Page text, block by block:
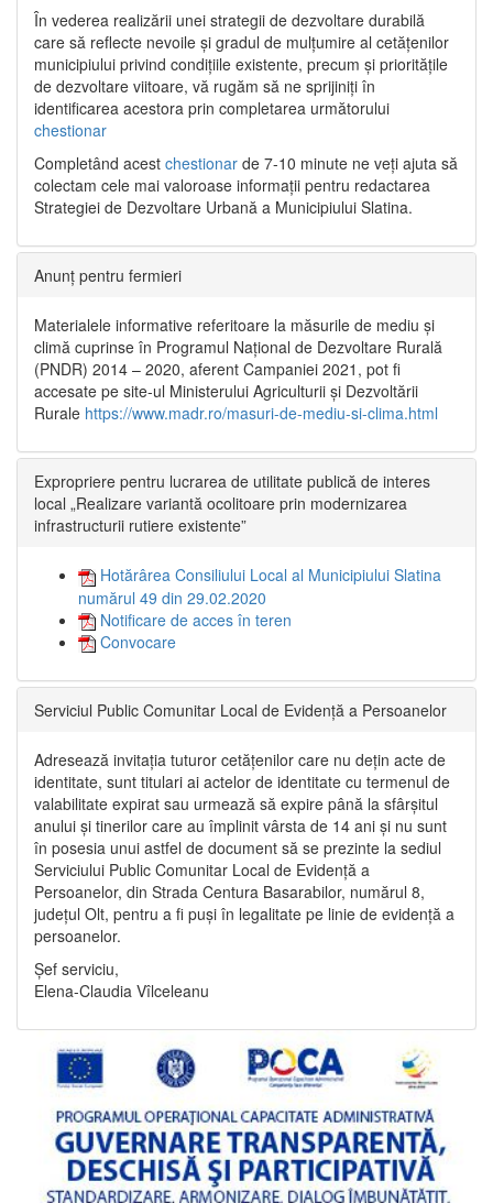
În vederea realizării unei strategii de dezvoltare durabilă
care să reflecte nevoile și gradul de mulțumire al cetățenilor
municipiului privind condițiile existente, precum și prioritățile
de dezvoltare viitoare, vă rugăm să ne sprijiniți în
identificarea acestora prin completarea următorului
chestionar
Completând acest chestionar de 7-10 minute ne veți ajuta să
colectam cele mai valoroase informații pentru redactarea
Strategiei de Dezvoltare Urbană a Municipiului Slatina.
Anunț pentru fermieri
Materialele informative referitoare la măsurile de mediu și
climă cuprinse în Programul Național de Dezvoltare Rurală
(PNDR) 2014 – 2020, aferent Campaniei 2021, pot fi
accesate pe site-ul Ministerului Agriculturii și Dezvoltării
Rurale https://www.madr.ro/masuri-de-mediu-si-clima.html
Expropriere pentru lucrarea de utilitate publică de interes
local „Realizare variantă ocolitoare prin modernizarea
infrastructurii rutiere existente”
Hotărârea Consiliului Local al Municipiului Slatina
numărul 49 din 29.02.2020
Notificare de acces în teren
Convocare
Serviciul Public Comunitar Local de Evidență a Persoanelor
Adresează invitația tuturor cetățenilor care nu dețin acte de
identitate, sunt titulari ai actelor de identitate cu termenul de
valabilitate expirat sau urmează să expire până la sfârșitul
anului și tinerilor care au împlinit vârsta de 14 ani și nu sunt
în posesia unui astfel de document să se prezinte la sediul
Serviciului Public Comunitar Local de Evidență a
Persoanelor, din Strada Centura Basarabilor, numărul 8,
județul Olt, pentru a fi puși în legalitate pe linie de evidență a
persoanelor.
Șef serviciu,
Elena-Claudia Vîlceleanu